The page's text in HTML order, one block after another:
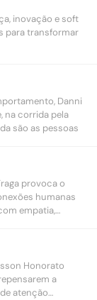
inovação e soft
para transformar
Danni
na corrida pela
são as pessoas
provoca o
humanas
empatia,
Honorato
a
atenção